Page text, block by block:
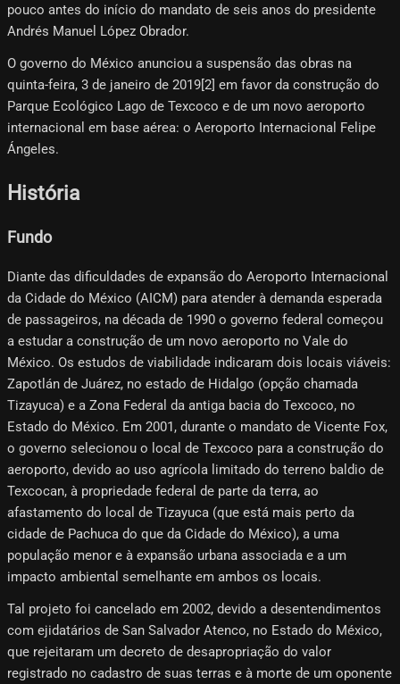
pouco antes do início do mandato de seis anos do presidente
Andrés Manuel López Obrador.
O governo do México anunciou a suspensão das obras na
quinta-feira, 3 de janeiro de 2019[2]​ em favor da construção do
Parque Ecológico Lago de Texcoco e de um novo aeroporto
internacional em base aérea: o Aeroporto Internacional Felipe
Ángeles.
História
Fundo
Diante das dificuldades de expansão do Aeroporto Internacional
da Cidade do México (AICM) para atender à demanda esperada
de passageiros, na década de 1990 o governo federal começou
a estudar a construção de um novo aeroporto no Vale do
México. Os estudos de viabilidade indicaram dois locais viáveis:
Zapotlán de Juárez, no estado de Hidalgo (opção chamada
Tizayuca) e a Zona Federal da antiga bacia do Texcoco, no
Estado do México. Em 2001, durante o mandato de Vicente Fox,
o governo selecionou o local de Texcoco para a construção do
aeroporto, devido ao uso agrícola limitado do terreno baldio de
Texcocan, à propriedade federal de parte da terra, ao
afastamento do local de Tizayuca (que está mais perto da
cidade de Pachuca do que da Cidade do México), a uma
população menor e à expansão urbana associada e a um
impacto ambiental semelhante em ambos os locais.
Tal projeto foi cancelado em 2002, devido a desentendimentos
com ejidatários de San Salvador Atenco, no Estado do México,
que rejeitaram um decreto de desapropriação do valor
registrado no cadastro de suas terras e à morte de um oponente